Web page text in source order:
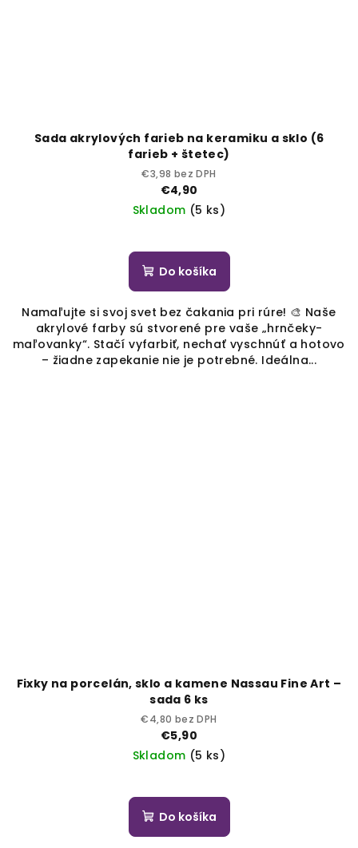
Sada akrylových farieb na keramiku a sklo (6
farieb + štetec)
€3,98 bez DPH
€4,90
Skladom (5 ks)
Do košíka
Namaľujte si svoj svet bez čakania pri rúre! 🎨 Naše
akrylové farby sú stvorené pre vaše „hrnčeky-
maľovanky“. Stačí vyfarbiť, nechať vyschnúť a hotovo
– žiadne zapekanie nie je potrebné. Ideálna...
Fixky na porcelán, sklo a kamene Nassau Fine Art –
sada 6 ks
€4,80 bez DPH
€5,90
Skladom (5 ks)
Do košíka